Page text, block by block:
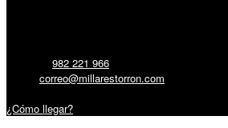
982 221 966
correo@millarestorron.com
¿Cómo llegar?